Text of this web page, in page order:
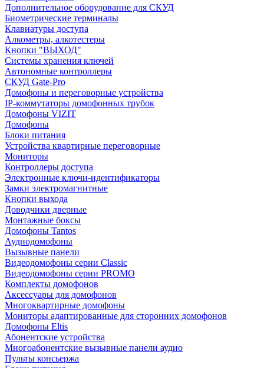
Дополнительное оборудование для СКУД
Биометрические терминалы
Клавиатуры доступа
Алкометры, алкотестеры
Кнопки "ВЫХОД"
Системы хранения ключей
Автономные контроллеры
СКУД Gate-Pro
Домофоны и переговорные устройства
IP-коммутаторы домофонных трубок
Домофоны VIZIT
Домофоны
Блоки питания
Устройства квартирные переговорные
Мониторы
Контроллеры доступа
Электронные ключи-идентификаторы
Замки электромагнитные
Кнопки выхода
Доводчики дверные
Монтажные боксы
Домофоны Tantos
Аудиодомофоны
Вызывные панели
Видеодомофоны серии Classic
Видеодомофоны серии PROMO
Комплекты домофонов
Аксессуары для домофонов
Многоквартирные домофоны
Мониторы адаптированные для сторонних домофонов
Домофоны Eltis
Абонентские устройства
Многоабонентские вызывные панели аудио
Пульты консьержа